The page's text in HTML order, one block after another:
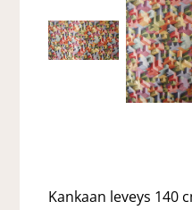
Kankaan leveys 140